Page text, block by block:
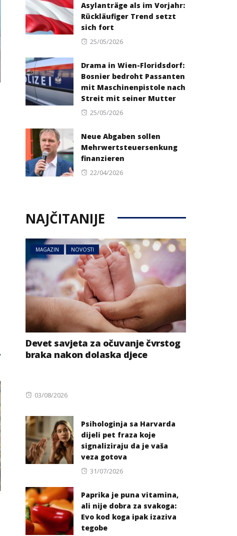
Asylanträge als im Vorjahr:
Rückläufiger Trend setzt
sich fort
Posted
25/05/2026
Drama in Wien-Floridsdorf:
Bosnier bedroht Passanten
mit Maschinenpistole nach
Streit mit seiner Mutter
Posted
25/05/2026
Neue Abgaben sollen
Mehrwertsteuersenkung
finanzieren
Posted
22/04/2026
NAJČITANIJE
MAGAZIN NOVOSTI
Devet savjeta za očuvanje čvrstog
braka nakon dolaska djece
Posted
03/08/2026
Psihologinja sa Harvarda
dijeli pet fraza koje
signaliziraju da je vaša
veza gotova
Posted
31/07/2026
Paprika je puna vitamina,
ali nije dobra za svakoga:
Evo kod koga ipak izaziva
tegobe